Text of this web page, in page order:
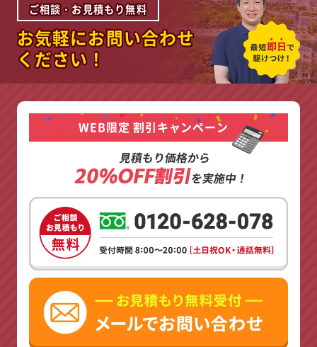
ご相談・お見積もり無料
お気軽にお問い合わせ
ください！
WEB限定 割引キャンペーン
見積もり価格から
20%OFF割引を実施中！